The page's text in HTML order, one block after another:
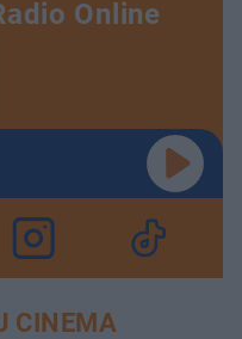
Online
CINEMA